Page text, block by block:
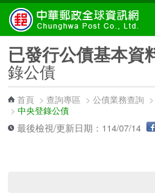
跳到主要內容區塊
已發行公債基本資
錄公債
首頁 >查詢專區 >公債業務查詢 >
>中央登錄公債
最後檢視/更新日期：114/07/14